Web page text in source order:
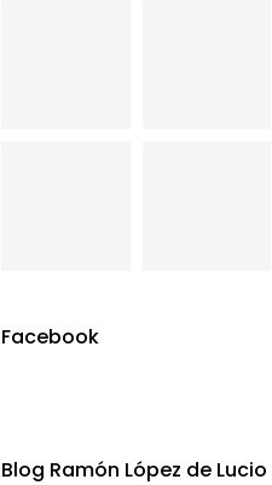
Facebook
Blog Ramón López de Lucio